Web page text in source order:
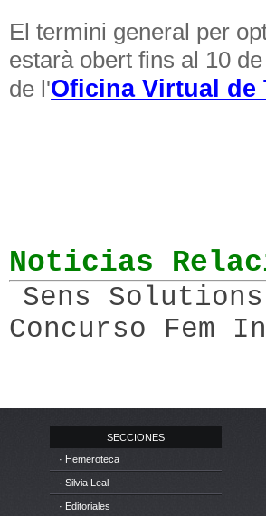
El termini general per
estarà obert fins al 10
de l'Oficina Virtual de
Noticias
Sens
Concurso Fem
SECCIONES
· Hemeroteca
· Silvia Leal
· Editoriales